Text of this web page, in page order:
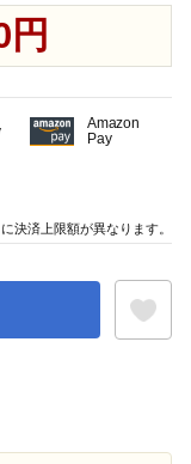
Amazon
Pay
決済上限額が異なります。